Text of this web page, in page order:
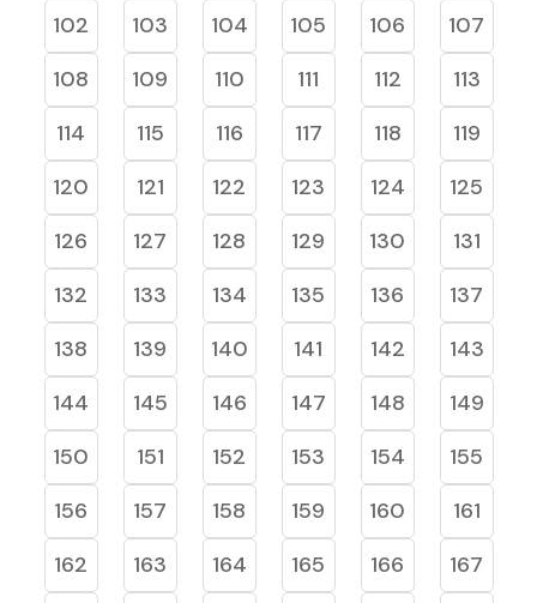
102
103 104 105 106
107
108
109 110 111 112
113
114
115 116 117 118
119
120
121 122 123 124
125
126
127 128 129 130
131
132
133 134 135 136
137
138
139 140 141 142
143
144
145 146 147 148
149
150
151 152 153 154
155
156
157 158 159 160
161
162
163 164 165 166
167